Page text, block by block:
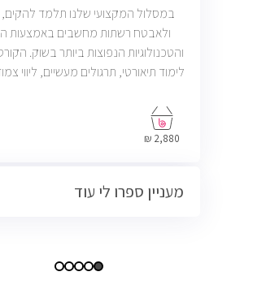
במסלול המקצועי שלנו תלמד
ולאבטח רשתות מחשבים באמצעות
והטכנולוגיות הנפוצות ביותר בשוק.
לימוד תיאורטי, תרגולים מעשיים, ליווי
2,880 ₪
מעניין ספרו לי עוד